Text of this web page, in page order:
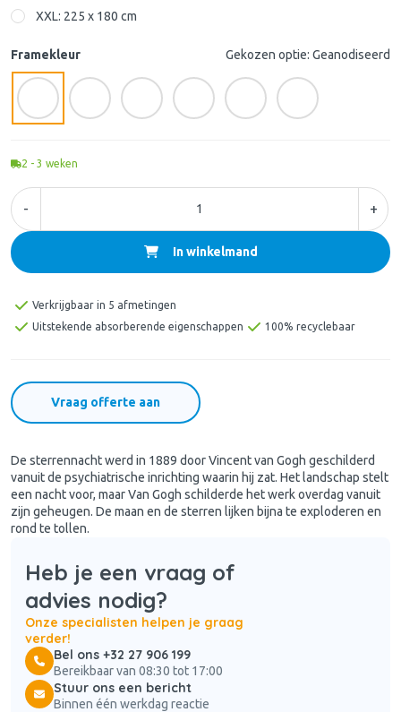
XXL: 225 x 180 cm
Framekleur Gekozen optie: Geanodiseerd
2 - 3 weken
- +
In winkelmand
Verkrijgbaar in 5 afmetingen
Uitstekende absorberende eigenschappen
100% recyclebaar
Vraag offerte aan
De sterrennacht werd in 1889 door Vincent van Gogh geschilderd
vanuit de psychiatrische inrichting waarin hij zat. Het landschap stelt
een nacht voor, maar Van Gogh schilderde het werk overdag vanuit
zijn geheugen. De maan en de sterren lijken bijna te exploderen en
rond te tollen.
Heb je een vraag of
advies nodig?
Onze specialisten helpen je graag
verder!
Bel ons +32 27 906 199
Bereikbaar van 08:30 tot 17:00
Stuur ons een bericht
Binnen één werkdag reactie